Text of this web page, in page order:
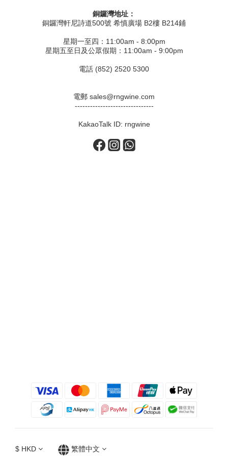
銅鑼灣地址：
銅鑼灣軒尼詩道500號 希慎廣場 B2樓 B214鋪
星期一至四：11:00am - 8:00pm
星期五至日及公眾假期：11:00am - 9:00pm
電話 (852) 2520 5300
電郵 sales@rngwine.com
-------------------------------
KakaoTalk ID: rngwine
$ HKD 繁體中文